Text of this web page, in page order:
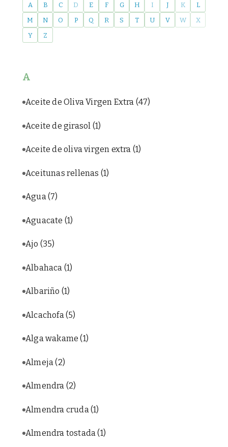
A B C D E F G H I J K
L
M
N O P Q R S T U V W
X
Y
Z
A
Aceite de Oliva Virgen Extra (47)
Aceite de girasol (1)
Aceite de oliva virgen extra (1)
Aceitunas rellenas (1)
Agua(7)
Aguacate (1)
Ajo (35)
Albahaca (1)
Albariño (1)
Alcachofa (5)
Alga wakame(1)
Almeja(2)
Almendra (2)
Almendra cruda (1)
Almendra tostada(1)